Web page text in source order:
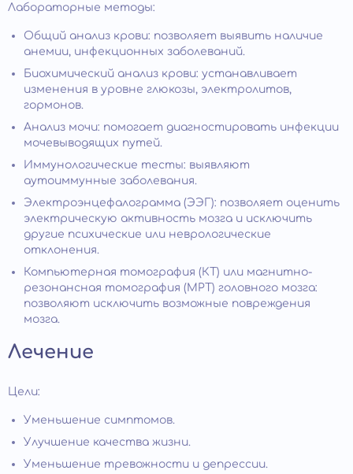
Лабораторные методы:
Общий анализ крови: позволяет выявить наличие
анемии, инфекционных заболеваний.
Биохимический анализ крови: устанавливает
изменения в уровне глюкозы, электролитов,
гормонов.
Анализ мочи: помогает диагностировать инфекции
мочевыводящих путей.
Иммунологические тесты: выявляют
аутоиммунные заболевания.
Электроэнцефалограмма (ЭЭГ): позволяет оценить
электрическую активность мозга и исключить
другие психические или неврологические
отклонения.
Компьютерная томография (КТ) или магнитно-
резонансная томография (МРТ) головного мозга:
позволяют исключить возможные повреждения
мозга.
Лечение
Цели:
Уменьшение симптомов.
Улучшение качества жизни.
Уменьшение тревожности и депрессии.